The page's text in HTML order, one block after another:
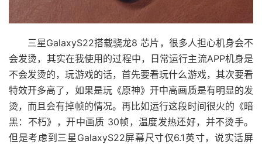
三星GalaxyS22搭载骁龙8 芯片，很多人担心机身会不
会发烫，其实在我使用的过程中，日常运行主流APP机身是
不会发烫的，玩游戏的话，首先要看玩什么游戏，其次要看
特效开多高了，如果是玩《原神》开中高画质是有明显的发
烫，而且会有掉帧的情况。再比如运行这段时间很火的《暗
黑：不朽》，开中画质 30帧，温度发热还好，并不烫手。
但是考虑到三星GalaxyS22屏幕尺寸仅6.1英寸，说实话屏